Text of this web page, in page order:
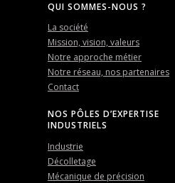
QUI SOMMES-NOUS ?
La société
Mission, vision, valeurs
Notre approche métier
Notre réseau, nos partenaires
Contact
NOS PÔLES D’EXPERTISE
INDUSTRIELS
Industrie
Décolletage
Mécanique de précision